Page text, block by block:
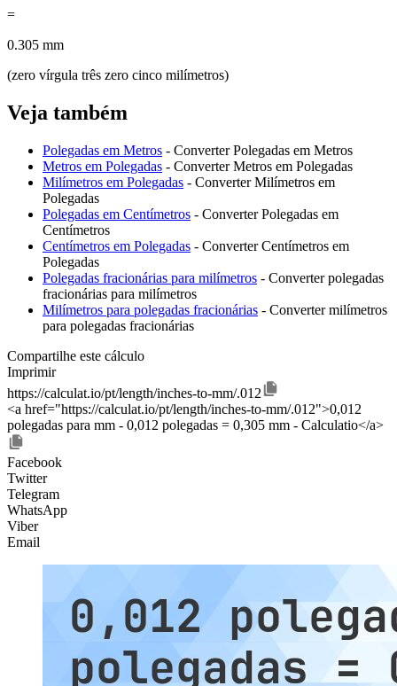
=
0.305 mm
(zero vírgula três zero cinco milímetros)
Veja também
Polegadas em Metros - Converter Polegadas em Metros
Metros em Polegadas - Converter Metros em Polegadas
Milímetros em Polegadas - Converter Milímetros em
Polegadas
Polegadas em Centímetros - Converter Polegadas em
Centímetros
Centímetros em Polegadas - Converter Centímetros em
Polegadas
Polegadas fracionárias para milímetros - Converter polegadas
fracionárias para milímetros
Milímetros para polegadas fracionárias - Converter milímetros
para polegadas fracionárias
Compartilhe este cálculo
Imprimir
https://calculat.io/pt/length/inches-to-mm/.012
<a href="https://calculat.io/pt/length/inches-to-mm/.012">0,012
polegadas para mm - 0,012 polegadas = 0,305 mm - Calculatio</a>
Facebook
Twitter
Telegram
WhatsApp
Viber
Email